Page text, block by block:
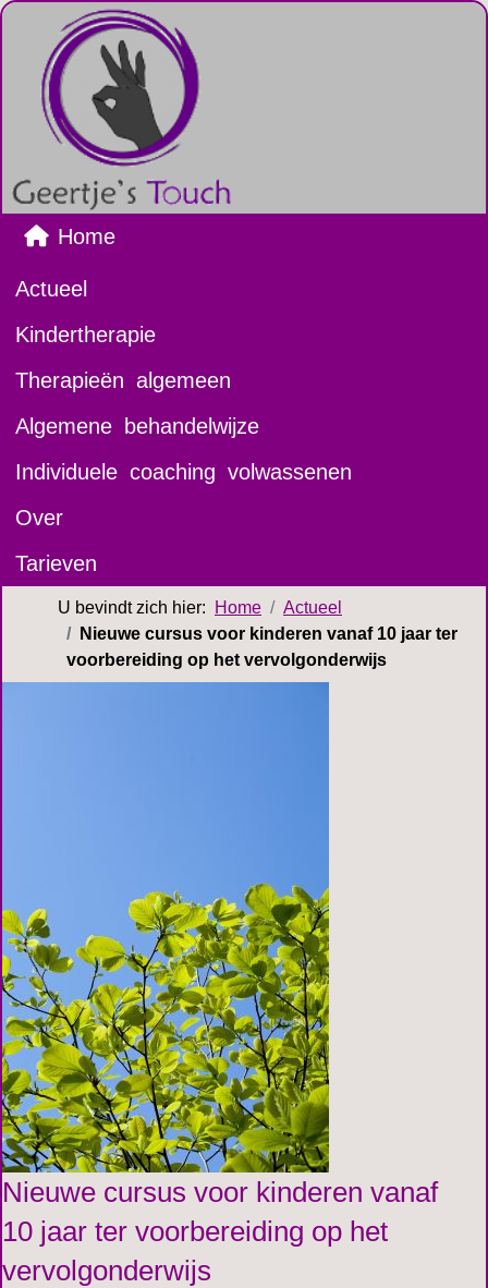
Home
Actueel
Kindertherapie
Therapieën algemeen
Algemene behandelwijze
Individuele coaching volwassenen
Over
Tarieven
U bevindt zich hier: Home
Actueel
Nieuwe cursus voor kinderen vanaf 10 jaar ter
voorbereiding op het vervolgonderwijs
Nieuwe cursus voor kinderen vanaf
10 jaar ter voorbereiding op het
vervolgonderwijs